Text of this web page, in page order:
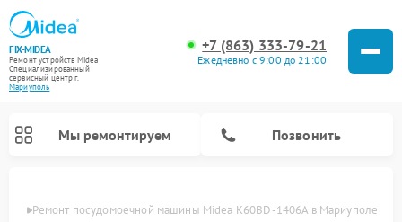
FIX-MIDEA
Ремонт устройств Midea
Специализированный
cервисный центр г.
Мариуполь
+7 (863) 333-79-21
Ежедневно с 9:00 до 21:00
Мы ремонтируем Позвонить
Ремонт посудомоечной машины Midea K60BD-1406A в Мариуполе